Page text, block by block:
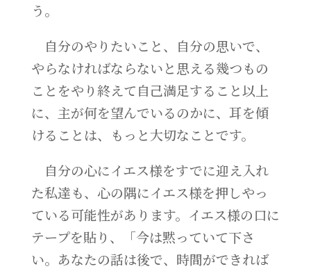
う。
自分のやりたいこと、自分の思いで、
やらなければならないと思える幾つもの
ことをやり終えて自己満足すること以上
に、主が何を望んでいるのかに、耳を傾
けることは、もっと大切なことです。
自分の心にイエス様をすでに迎え入れ
た私達も、心の隅にイエス様を押しやっ
ている可能性があります。イエス様の口に
テープを貼り、「今は黙っていて下さ
い。あなたの話は後で、時間ができれば